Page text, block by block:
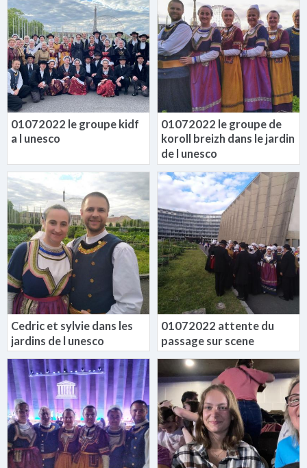
01072022 le groupe kidf
a l unesco
01072022 le groupe de
koroll breizh dans le jardin
de l unesco
Cedric et sylvie dans les
jardins de l unesco
01072022 attente du
passage sur scene